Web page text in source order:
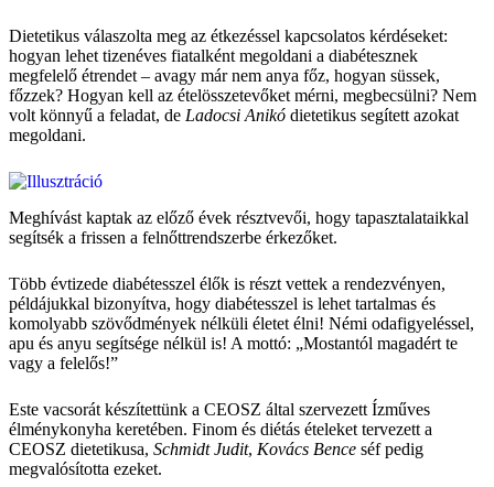
Dietetikus válaszolta meg az étkezéssel kapcsolatos kérdéseket:
hogyan lehet tizenéves fiatalként megoldani a diabétesznek
megfelelő étrendet – avagy már nem anya főz, hogyan süssek,
főzzek? Hogyan kell az ételösszetevőket mérni, megbecsülni? Nem
volt könnyű a feladat, de Ladocsi Anikó dietetikus segített azokat
megoldani.
Meghívást kaptak az előző évek résztvevői, hogy tapasztalataikkal
segítsék a frissen a felnőttrendszerbe érkezőket.
Több évtizede diabétesszel élők is részt vettek a rendezvényen,
példájukkal bizonyítva, hogy diabétesszel is lehet tartalmas és
komolyabb szövődmények nélküli életet élni! Némi odafigyeléssel,
apu és anyu segítsége nélkül is! A mottó: „Mostantól magadért te
vagy a felelős!”
Este vacsorát készítettünk a CEOSZ által szervezett Ízműves
élménykonyha keretében. Finom és diétás ételeket tervezett a
CEOSZ dietetikusa, Schmidt Judit, Kovács Bence séf pedig
megvalósította ezeket.